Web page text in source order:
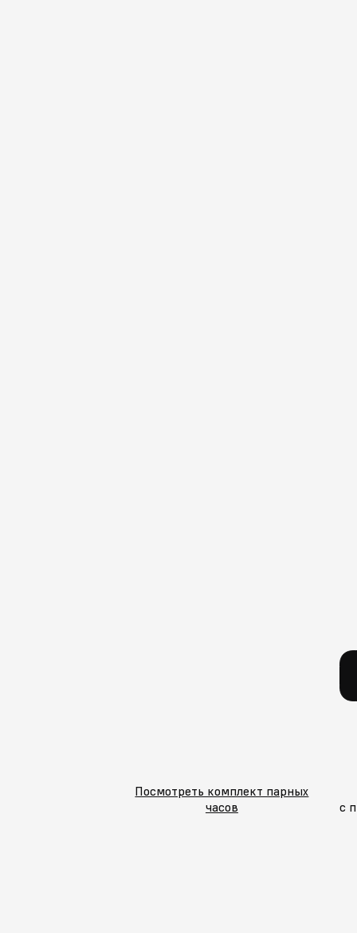
Посмотреть комплект парных
часов
с